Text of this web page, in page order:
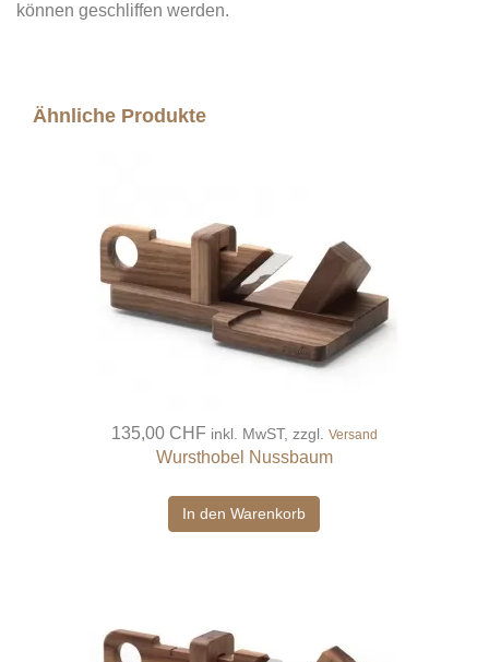
können geschliffen werden.
Ähnliche Produkte
135,00 CHF inkl. MwST, zzgl. Versand
Wursthobel Nussbaum
In den Warenkorb